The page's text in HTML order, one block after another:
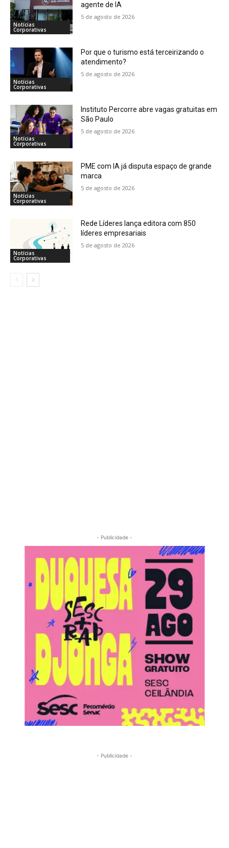
Notícias
Corporativas
agente de IA
5 de agosto de 2026
Notícias
Corporativas
Por que o turismo está terceirizando o
atendimento?
5 de agosto de 2026
Notícias
Corporativas
Instituto Percorre abre vagas gratuitas em
São Paulo
5 de agosto de 2026
Notícias
Corporativas
PME com IA já disputa espaço de grande
marca
5 de agosto de 2026
Notícias
Corporativas
Rede Líderes lança editora com 850
líderes empresariais
5 de agosto de 2026
- Publicidade -
- Publicidade -